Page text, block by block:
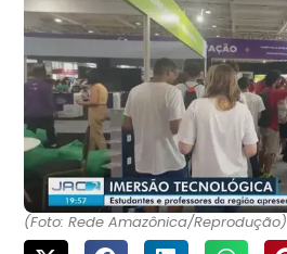
(Foto: Rede Amazônica/Reprodução)